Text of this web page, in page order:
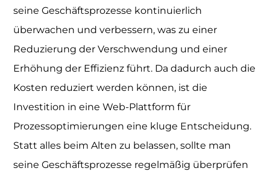
seine Geschäftsprozesse kontinuierlich
überwachen und verbessern, was zu einer
Reduzierung der Verschwendung und einer
Erhöhung der Effizienz führt. Da dadurch auch die
Kosten reduziert werden können, ist die
Investition in eine Web-Plattform für
Prozessoptimierungen eine kluge Entscheidung.
Statt alles beim Alten zu belassen, sollte man
seine Geschäftsprozesse regelmäßig überprüfen